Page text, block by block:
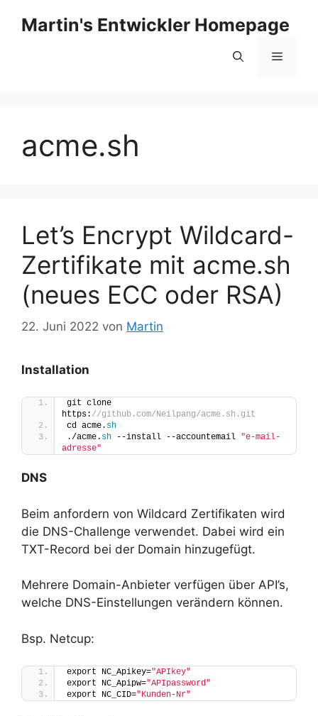
InhaltMartin's Entwickler Homepage
Menü
acme.sh
Let’s Encrypt Wildcard-
Zertifikate mit acme.sh
(neues ECC oder RSA)
22. Juni 2022 von Martin
Installation
git clone
https: //github.com/Neilpang/acme.sh.git
cd acme. sh
./acme. sh --install --accountemail "e-mail-
adresse"
DNS
Beim anfordern von Wildcard Zertifikaten wird
die DNS-Challenge verwendet. Dabei wird ein
TXT-Record bei der Domain hinzugefügt.
Mehrere Domain-Anbieter verfügen über API’s,
welche DNS-Einstellungen verändern können.
Bsp. Netcup:
export NC_Apikey="APIkey"
export NC_Apipw="APIpassword"
export NC_CID="Kunden-Nr"